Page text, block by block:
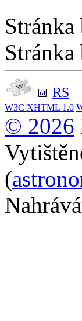
RS
W3C XHTML 1.0
© 2026
(